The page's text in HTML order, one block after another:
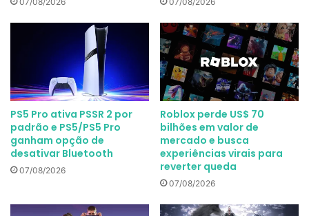
PS5 Pro ativa PSSR 2 por
padrão e PS5/PS5 Pro
ganham opção de
desativar Bluetooth
07/08/2026
Roblox perde US$ 70
bilhões em valor de
mercado e busca
experiências virais para
reverter queda
07/08/2026